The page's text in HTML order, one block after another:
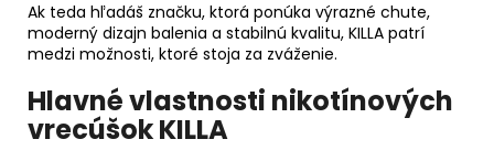
Ak teda hľadáš značku, ktorá ponúka výrazné chute,
moderný dizajn balenia a stabilnú kvalitu, KILLA patrí
medzi možnosti, ktoré stoja za zváženie.
Hlavné vlastnosti nikotínových
vrecúšok KILLA